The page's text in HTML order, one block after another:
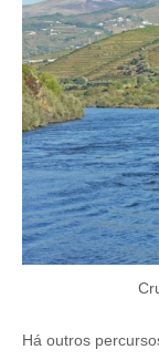
Há outros